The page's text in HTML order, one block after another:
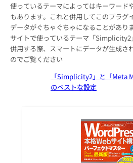
使っているテーマによってはキーワード
もあります。これと併用してこのプラグ
データがぐちゃぐちゃになることがあり
サイトで使っているテーマ「
併用する際、スマートにデータが生成さ
のでご覧ください
「Simplicity2」と「Meta
のベストな設定